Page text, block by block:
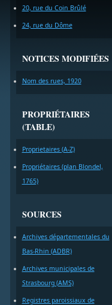
20, rue du Coin Brûlé
24, rue du Dôme
NOTICES MODIFIÉES
Nom des rues, 1920
PROPRIÉTAIRES
(TABLE)
Proprietaires (A-Z)
Propriétaires (plan Blondel,
1765)
SOURCES
Archives départementales du
Bas-Rhin (ADBR)
Archives municipales de
Strasbourg (AMS)
Registres paroissiaux de